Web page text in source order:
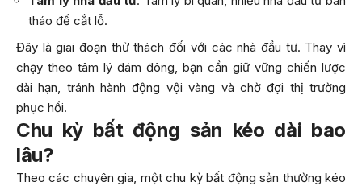
tháo để cắt lỗ.
Đây là giai đoạn thử thách đối với các nhà đầu tư. Thay vì
chạy theo tâm lý đám đông, bạn cần giữ vững chiến lược
dài hạn, tránh hành động vội vàng và chờ đợi thị trường
phục hồi.
Chu kỳ bất động sản kéo dài bao
lâu?
Theo các chuyên gia, một chu kỳ bất động sản thường kéo